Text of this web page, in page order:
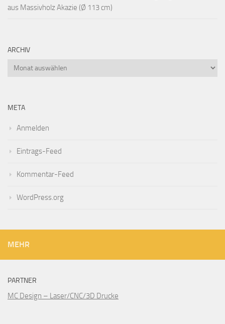
aus Massivholz Akazie (Ø 113 cm)
ARCHIV
Archiv
META
Anmelden
Eintrags-Feed
Kommentar-Feed
WordPress.org
MEHR
PARTNER
MC Design – Laser/CNC/3D Drucke